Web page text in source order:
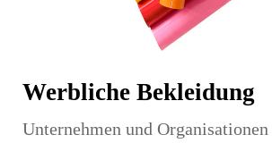
Werbliche Bekleidung
Unternehmen und